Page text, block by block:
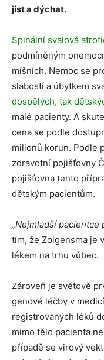
jíst a dýchat.
Spinální svalová
podmíněným
míšních. Nemoc se
slabostí a úbytkem
dospělých, tak
malé pacienty. A
cena se podle
milionů korun. Podle
zdravotní pojišťovny
pojišťovna tento
dětským pacientům.
„Nejmladší
tím, že Zolgensma je
lékem na trhu vůbec.
Zároveň je světově
genové léčby v
registrovaných léků
mimo tělo pacienta
případě se virový